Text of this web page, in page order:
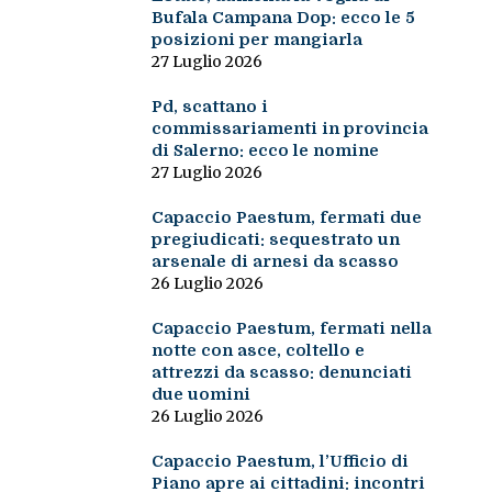
Bufala Campana Dop: ecco le 5
posizioni per mangiarla
27 Luglio 2026
Pd, scattano i
commissariamenti in provincia
di Salerno: ecco le nomine
27 Luglio 2026
Capaccio Paestum, fermati due
pregiudicati: sequestrato un
arsenale di arnesi da scasso
26 Luglio 2026
Capaccio Paestum, fermati nella
notte con asce, coltello e
attrezzi da scasso: denunciati
due uomini
26 Luglio 2026
Capaccio Paestum, l’Ufficio di
Piano apre ai cittadini: incontri